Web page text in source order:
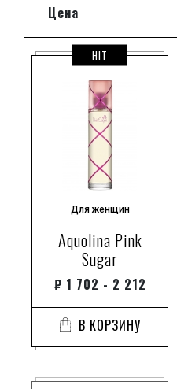
Цена
HIT
Для женщин
Aquolina Pink
Sugar
₽ 1 702 - 2 212
В КОРЗИНУ